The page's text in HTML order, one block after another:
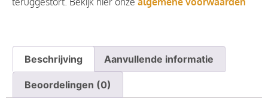
Beschrijving Aanvullende informatie
Beoordelingen (0)